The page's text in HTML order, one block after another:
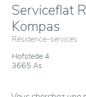
Serviceflat
Kompas
Résidence-services
Hofstede 4
3665 As